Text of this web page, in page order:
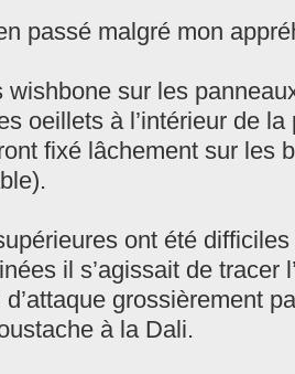
passé malgré mon
wishbone sur les
oeillets à l’intérieur de
fixé lâchement sur les
ont été
il s’agissait de tracer
grossièrement
à la Dali.